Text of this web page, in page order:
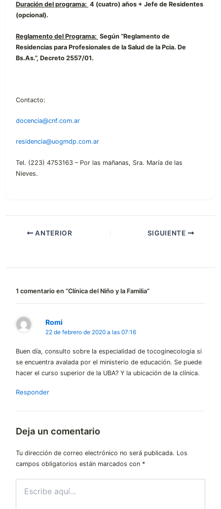
Duración del programa: 4 (cuatro) años + Jefe de Residentes
(opcional).
Reglamento del Programa: Según “Reglamento de
Residencias para Profesionales de la Salud de la Pcia. De
Bs.As.”, Decreto 2557/01.
Contacto:
docencia@cnf.com.ar
residencia@uogmdp.com.ar
Tel. (223) 4753163 – Por las mañanas, Sra. María de las
Nieves.
ANTERIOR SIGUIENTE
1 comentario en “Clínica del Niño y la Familia”
Romi
22 de febrero de 2020 a las 07:16
Buen día, consulto sobre la especialidad de tocoginecologia si
se encuentra avalada por el ministerio de educación. Se puede
hacer el curso superior de la UBA? Y la ubicación de la clínica.
Responder
Deja un comentario
Tu dirección de correo electrónico no será publicada. Los
campos obligatorios están marcados con *
aquí...